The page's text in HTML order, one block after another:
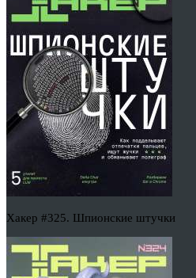
Хакер #325. Шпионские штучки